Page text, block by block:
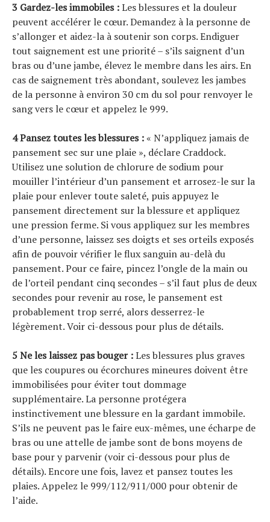
3 Gardez-les immobiles :Les blessures et la douleur
peuvent accélérer le cœur. Demandez à la personne de
s’allonger et aidez-la à soutenir son corps. Endiguer
tout saignement est une priorité – s’ils saignent d’un
bras ou d’une jambe, élevez le membre dans les airs. En
cas de saignement très abondant, soulevez les jambes
de la personne à environ 30 cm du sol pour renvoyer le
sang vers le cœur et appelez le 999.
4 Pansez toutes les blessures :« N’appliquez jamais de
pansement sec sur une plaie », déclare Craddock.
Utilisez une solution de chlorure de sodium pour
mouiller l’intérieur d’un pansement et arrosez-le sur la
plaie pour enlever toute saleté, puis appuyez le
pansement directement sur la blessure et appliquez
une pression ferme. Si vous appliquez sur les membres
d’une personne, laissez ses doigts et ses orteils exposés
afin de pouvoir vérifier le flux sanguin au-delà du
pansement. Pour ce faire, pincez l’ongle de la main ou
de l’orteil pendant cinq secondes – s’il faut plus de deux
secondes pour revenir au rose, le pansement est
probablement trop serré, alors desserrez-le
légèrement. Voir ci-dessous pour plus de détails.
5 Ne les laissez pas bouger :Les blessures plus graves
que les coupures ou écorchures mineures doivent être
immobilisées pour éviter tout dommage
supplémentaire. La personne protégera
instinctivement une blessure en la gardant immobile.
S’ils ne peuvent pas le faire eux-mêmes, une écharpe de
bras ou une attelle de jambe sont de bons moyens de
base pour y parvenir (voir ci-dessous pour plus de
détails). Encore une fois, lavez et pansez toutes les
plaies. Appelez le 999/112/911/000 pour obtenir de
l’aide.